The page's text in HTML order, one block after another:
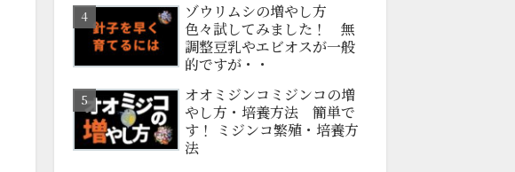
ゾウリムシの増やし方
色々試してみました！ 無
調整豆乳やエビオスが一般
的ですが・・
オオミジンコミジンコの増
やし方・培養方法 簡単で
す！ ミジンコ繁殖・培養方
法